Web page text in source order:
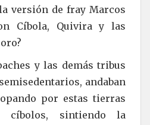
versión de fray Marcos
Cíbola, Quivira y las
y las demás tribus
andaban
por estas tierras
cíbolos, sintiendo la